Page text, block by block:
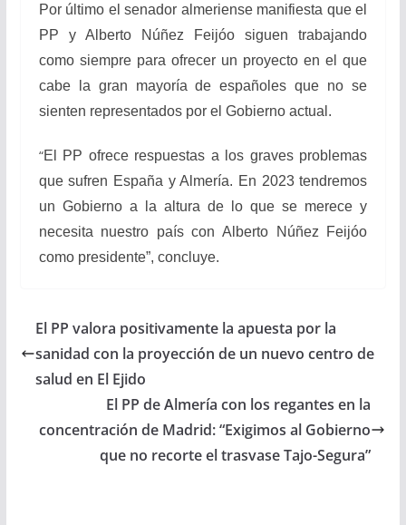
Por último el senador almeriense manifiesta que el
PP y Alberto Núñez Feijóo siguen trabajando
como siempre para ofrecer un proyecto en el que
cabe la gran mayoría de españoles que no se
sienten representados por el Gobierno actual.
“El PP ofrece respuestas a los graves problemas
que sufren España y Almería. En 2023 tendremos
un Gobierno a la altura de lo que se merece y
necesita nuestro país con Alberto Núñez Feijóo
como presidente”, concluye.
El PP valora positivamente la apuesta por la
sanidad con la proyección de un nuevo centro de
salud en El Ejido
El PP de Almería con los regantes en la
concentración de Madrid: “Exigimos al Gobierno
que no recorte el trasvase Tajo-Segura”